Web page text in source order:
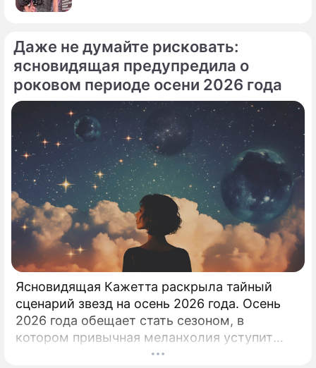
Даже не думайте рисковать:
ясновидящая предупредила о
роковом периоде осени 2026 года
Ясновидящая Кажетта раскрыла тайный
сценарий звезд на осень 2026 года. Осень
2026 года обещает стать сезоном, в
котором привычная меланхолия уступит
место активному движению, полезным